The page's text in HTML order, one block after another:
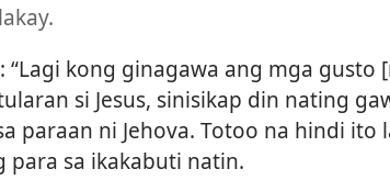
“Lagi kong ginagawa ang mga gusto
si Jesus, sinisikap din nating
paraan ni Jehova. Totoo na hindi ito
para sa ikakabuti natin.